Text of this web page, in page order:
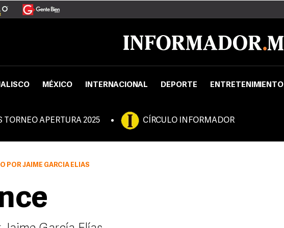
MÉXICO INTERNACIONAL DEPORTE ENTRETENIMIENTO
TORNEO APERTURA 2025 CÍRCULO INFORMADOR
POR JAIME GARCÍA ELÍAS